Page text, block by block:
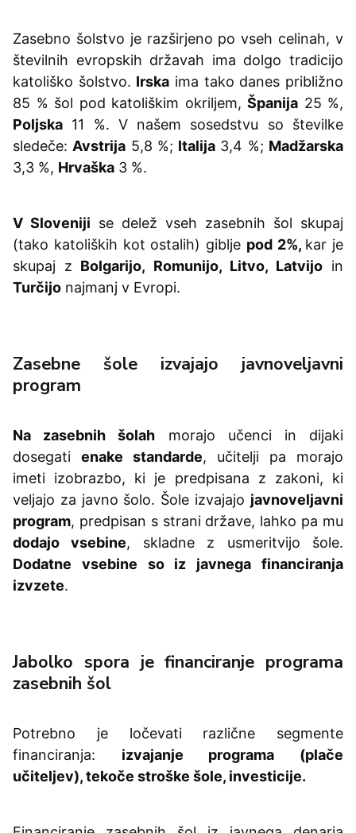
Zasebno šolstvo je razširjeno po vseh celinah, v
številnih evropskih državah ima dolgo tradicijo
katoliško šolstvo. Irska ima tako danes približno
85 % šol pod katoliškim okriljem, Španija 25 %,
Poljska 11 %. V našem sosedstvu so številke
sledeče: Avstrija 5,8 %; Italija 3,4 %; Madžarska
3,3 %, Hrvaška 3 %.
V Sloveniji se delež vseh zasebnih šol skupaj
(tako katoliških kot ostalih) giblje pod 2%, kar je
skupaj z Bolgarijo, Romunijo, Litvo, Latvijoin
Turčijo najmanj v Evropi.
Zasebne šole izvajajo javnoveljavni
program
Na zasebnih šolah morajo učenci in dijaki
dosegati enake standarde, učitelji pa morajo
imeti izobrazbo, ki je predpisana z zakoni, ki
veljajo za javno šolo. Šole izvajajo javnoveljavni
program, predpisan s strani države, lahko pa mu
dodajo vsebine, skladne z usmeritvijo šole.
Dodatne vsebine so iz javnega financiranja
izvzete.
Jabolko spora je financiranje programa
zasebnih šol
Potrebno je ločevati različne segmente
financiranja: izvajanje programa (plače
učiteljev), tekoče stroške šole, investicije.